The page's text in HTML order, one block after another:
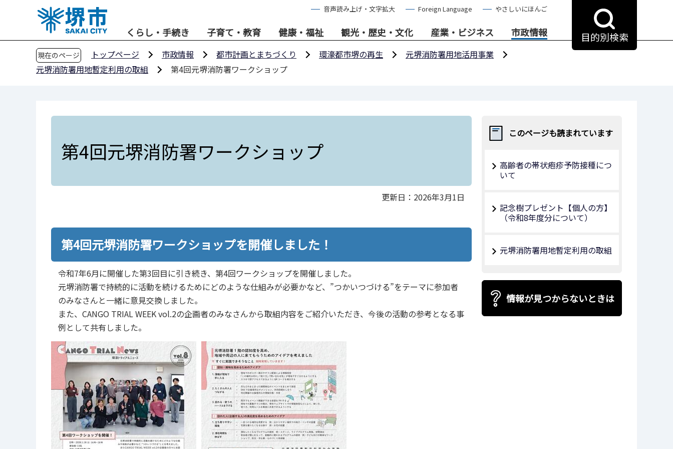
音声読み上げ・文字拡大 Foreign Language やさしいにほんご
くらし・手続き 子育て・教育 健康・福祉 観光・歴史・文化 産業・ビジネス 市政情報 目的別検索
現在のページ トップページ 市政情報 都市計画とまちづくり 環濠都市堺の再生
元堺消防署用地活用事業
元堺消防署用地暫定利用の取組
第4回元堺消防署ワークショップ
第4回元堺消防署ワークショップ
更新日：2026年3月1日
第4回元堺消防署ワークショップを開催しました！
令和7年6月に開催した第3回目に引き続き、第4回ワークショップを開催しました。
元堺消防署で持続的に活動を続けるためにどのような仕組みが必要かなど、”つかいつづける”をテーマに参加者
のみなさんと一緒に意見交換しました。
また、CANGO TRIAL WEEK vol.2の企画者のみなさんから取組内容をご紹介いただき、今後の活動の参考となる事
例として共有しました。
このページも読まれています
高齢者の帯状疱疹予防接種につ
いて
記念樹プレゼント【個人の方】
（令和8年度分について）
元堺消防署用地暫定利用の取組
情報が見つからないときは